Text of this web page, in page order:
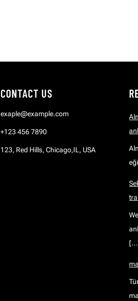
CONTACT US
exaple@example.com
+123 456 7890
123, Red Hills, Chicago,IL, USA